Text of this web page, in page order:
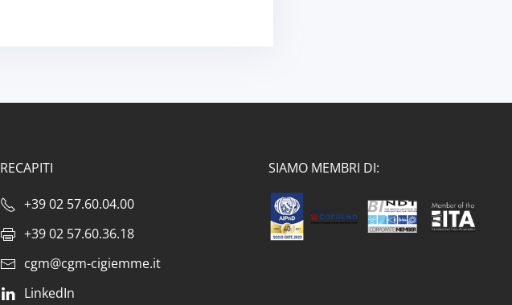
RECAPITI
+39 02 57.60.04.00
+39 02 57.60.36.18
cgm@cgm-cigiemme.it
LinkedIn
SIAMO MEMBRI DI: